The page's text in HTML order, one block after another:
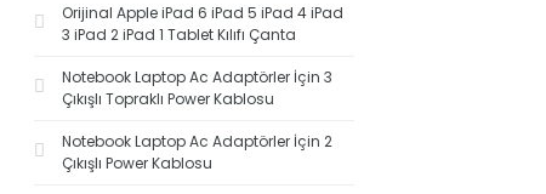
Orijinal Apple iPad 6 iPad 5 iPad 4 iPad
3 iPad 2 iPad 1 Tablet Kılıfı Çanta
Notebook Laptop Ac Adaptörler İçin 3
Çıkışlı Topraklı Power Kablosu
Notebook Laptop Ac Adaptörler İçin 2
Çıkışlı Power Kablosu